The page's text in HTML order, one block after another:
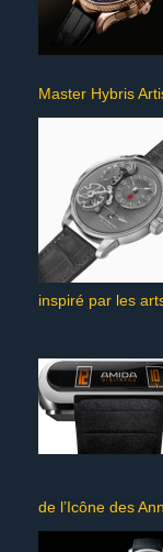
Master Hybris
inspiré par les
de l’Icône des